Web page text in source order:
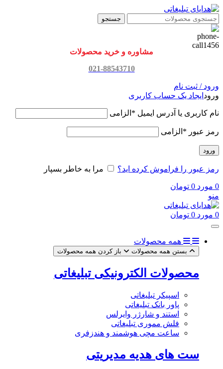
جستجو
مشاوره و خرید محصولات
021-88543710
ورود / ثبت نام
ورود ایجاد یک حساب کاربری
نام کاربری یا آدرس ایمیل * الزامی
رمز عبور * الزامی
ورود
رمز عبور را فراموش کرده اید؟ مرا به خاطر بسپار
0 مورد 0 تومان
منو
0 مورد 0 تومان
همه محصولات
بستن همه محصولات باز کردن همه محصولات
محصولات الکترونیکی تبلیغاتی
اسپیکر تبلیغاتی
پاور بانک تبلیغاتی
استند و شارژر وایرلس
فلش مموری تبلیغاتی
ساعت مچی هوشمند و هندزفری
ست های هدیه مدیریتی